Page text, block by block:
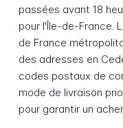
passées avant 18
pour l'Île-de-France.
de France
des adresses en
codes postaux de
mode de livraison
pour garantir un